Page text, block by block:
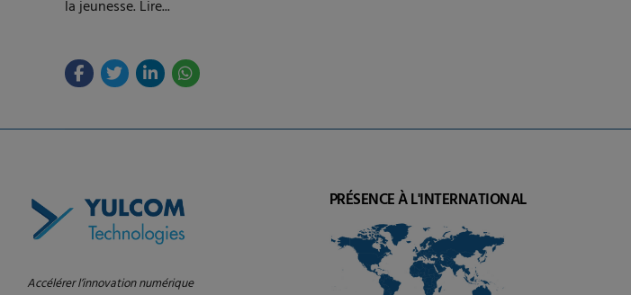
la jeunesse. Lire...
Accélérer l’innovation numérique
PRÉSENCE À L'INTERNATIONAL